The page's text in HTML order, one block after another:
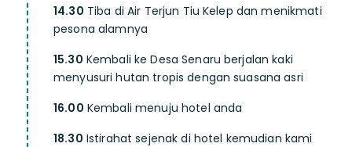
14.30 Tiba di Air Terjun Tiu Kelep dan menikmati
pesona alamnya
15.30 Kembali ke Desa Senaru berjalan kaki
menyusuri hutan tropis dengan suasana asri
16.00 Kembali menuju hotel anda
18.30 Istirahat sejenak di hotel kemudian kami